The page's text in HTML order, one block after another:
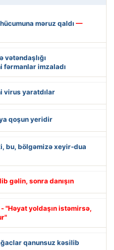
məruz qaldı —
vətəndaşlığı
fərmanlar imzaladı
virus yaratdılar
qoşun yeridir
bu, bölgəmizə xeyir-dua
gəlin, sonra danışın
- "Həyat yoldaşın istəmirsə,
qanunsuz kəsilib